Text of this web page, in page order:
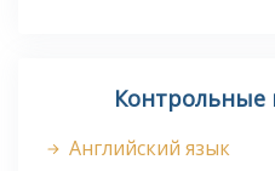
Контрольные
Английский язык